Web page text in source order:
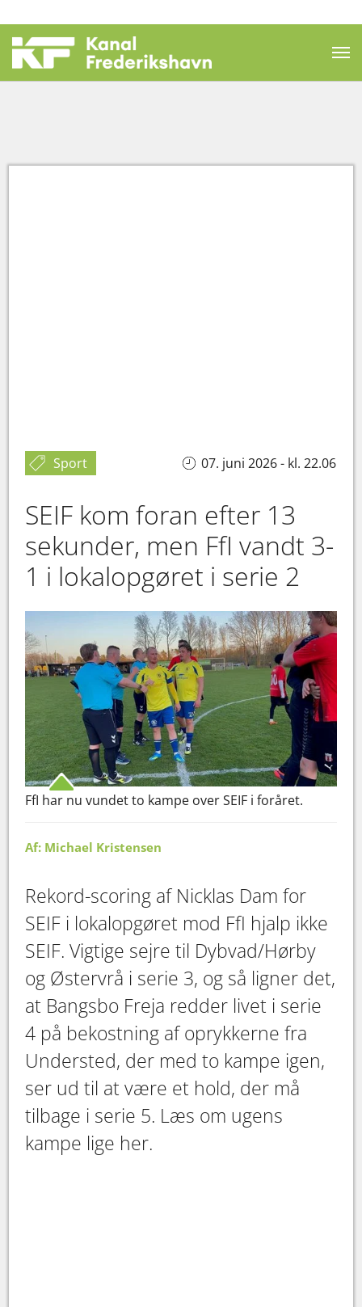
Sport 07. juni 2026 - kl. 22.06
SEIF kom foran efter 13
sekunder, men FfI vandt 3-
1 i lokalopgøret i serie 2
FfI har nu vundet to kampe over SEIF i foråret.
Af: Michael Kristensen
Rekord-scoring af Nicklas Dam for
SEIF i lokalopgøret mod FfI hjalp ikke
SEIF. Vigtige sejre til Dybvad/Hørby
og Østervrå i serie 3, og så ligner det,
at Bangsbo Freja redder livet i serie
4 på bekostning af oprykkerne fra
Understed, der med to kampe igen,
ser ud til at være et hold, der må
tilbage i serie 5. Læs om ugens
kampe lige her.